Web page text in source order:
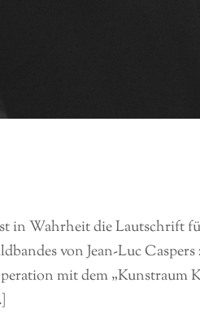
in Wahrheit die Lautschrift
von Jean-Luc Caspers
mit dem „Kunstraum